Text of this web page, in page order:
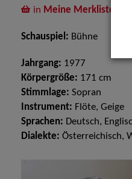
in Meine Merkliste
Schauspiel: Bühne
Jahrgang: 1977
Körpergröße: 171 cm
Stimmlage: Sopran
Instrument: Flöte, Geige
Sprachen: Deutsch,
Dialekte: Österreichisch,